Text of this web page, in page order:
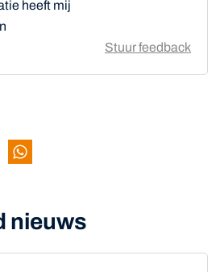
heeft mij
Stuur feedback
via Twittervia Linkedin
delen via Mail
Pagina delen via Whatsapp
nieuws